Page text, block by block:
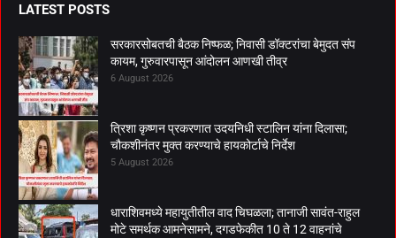
LATEST POSTS
सरकारसोबतची बैठक निष्फळ; निवासी डॉक्टरांचा बेमुदत संप
कायम, गुरुवारपासून आंदोलन आणखी तीव्र
6 August 2026
त्रिशा कृष्णन प्रकरणात उदयनिधी स्टालिन यांना दिलासा;
चौकशीनंतर मुक्त करण्याचे हायकोर्टाचे निर्देश
5 August 2026
धाराशिवमध्ये महायुतीतील वाद चिघळला; तानाजी सावंत-राहुल
मोटे समर्थक आमनेसामने, दगडफेकीत 10 ते 12 वाहनांचे